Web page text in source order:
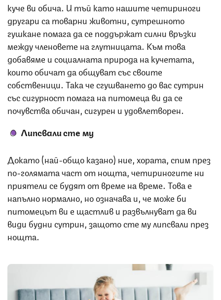
куче ви обича. И тъй като нашите четириноги
другари са товарни животни, сутрешното
гушкане помага да се поддържат силни връзки
между членовете на глутницата. Към това
добавяме и социалната природа на кучетата,
които обичат да общуват със своите
собственици. Така че сгушването до вас сутрин
със сигурност помага на питомеца ви да се
почувства обичан, сигурен и удовлетворен.
Липсвали сте му
Докато (най-общо казано) ние, хората, спим през
по-голямата част от нощта, четириногите ни
приятели се будят от време на време. Това е
напълно нормално, но означава и, че може би
питомецът ви е щастлив и развълнуват да ви
види будни сутрин, защото сте му липсвали през
нощта.